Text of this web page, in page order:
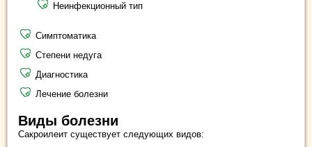
Неинфекционный тип
Симптоматика
Степени недуга
Диагностика
Лечение болезни
Виды болезни
Сакроилеит существует следующих видов: